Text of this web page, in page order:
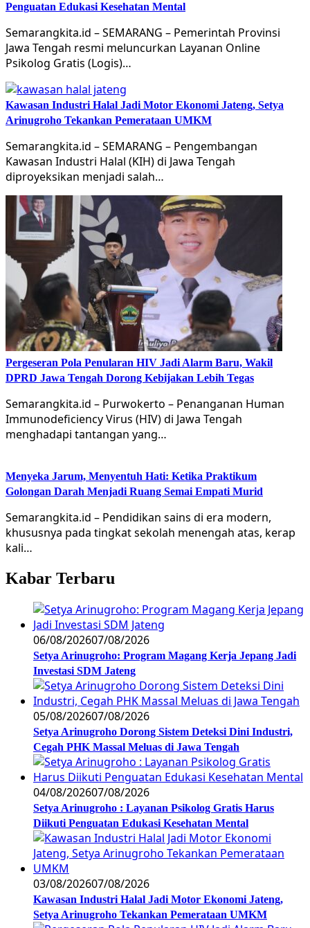
Penguatan Edukasi Kesehatan Mental
Semarangkita.id – SEMARANG – Pemerintah Provinsi
Jawa Tengah resmi meluncurkan Layanan Online
Psikolog Gratis (Logis)…
Kawasan Industri Halal Jadi Motor Ekonomi Jateng, Setya
Arinugroho Tekankan Pemerataan UMKM
Semarangkita.id – SEMARANG – Pengembangan
Kawasan Industri Halal (KIH) di Jawa Tengah
diproyeksikan menjadi salah…
Pergeseran Pola Penularan HIV Jadi Alarm Baru, Wakil
DPRD Jawa Tengah Dorong Kebijakan Lebih Tegas
Semarangkita.id – Purwokerto – Penanganan Human
Immunodeficiency Virus (HIV) di Jawa Tengah
menghadapi tantangan yang…
Menyeka Jarum, Menyentuh Hati: Ketika Praktikum
Golongan Darah Menjadi Ruang Semai Empati Murid
Semarangkita.id – Pendidikan sains di era modern,
khususnya pada tingkat sekolah menengah atas, kerap
kali…
Kabar Terbaru
06/08/202607/08/2026
Setya Arinugroho: Program Magang Kerja Jepang Jadi
Investasi SDM Jateng
05/08/202607/08/2026
Setya Arinugroho Dorong Sistem Deteksi Dini Industri,
Cegah PHK Massal Meluas di Jawa Tengah
04/08/202607/08/2026
Setya Arinugroho : Layanan Psikolog Gratis Harus
Diikuti Penguatan Edukasi Kesehatan Mental
03/08/202607/08/2026
Kawasan Industri Halal Jadi Motor Ekonomi Jateng,
Setya Arinugroho Tekankan Pemerataan UMKM